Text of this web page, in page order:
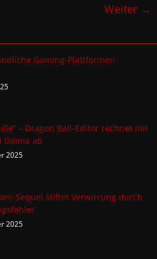
Weiter →
Gaming-Plattformen
– Dragon Ball-Editor rechnet mit
Daima ab
2025
Sequel stiftet Verwirrung durch
2025